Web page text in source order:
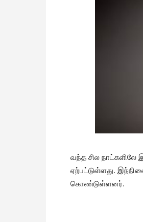
வந்த சில நாட்களிலே
ஏற்பட்டுள்ளது.
கொண்டுள்ளனர்.